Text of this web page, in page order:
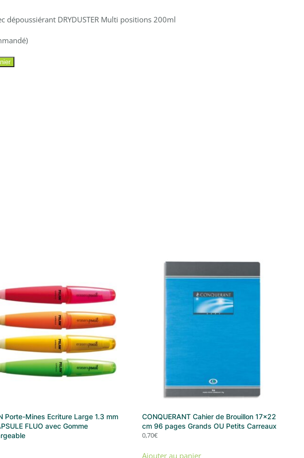
dépoussiérant DRYDUSTER Multi positions 200ml
Porte-Mines Ecriture Large 1.3 mm
FLUO avec Gomme
CONQUERANT Cahier de Brouillon 17×22
cm 96 pages Grands OU Petits Carreaux
0,70€
Ajouter au panier